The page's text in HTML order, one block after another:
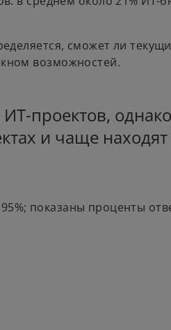
сможет ли
возможностей.
проектов,
и чаще
показаны проценты